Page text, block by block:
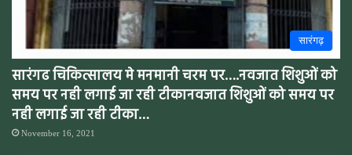
सारंगढ़
सारंगढ चिकित्सालय मे मनमानी चरम पर….नवजात शिशुओं को
समय पर नही लगाई जा रही टीकानवजात शिशुओं को समय पर
नही लगाई जा रही टीका…
November 16, 2021